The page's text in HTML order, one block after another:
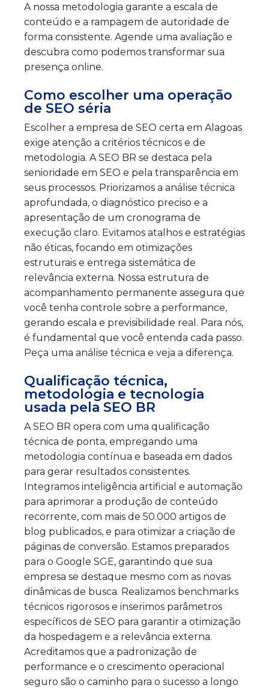
A nossa metodologia garante a escala de
conteúdo e a rampagem de autoridade de
forma consistente. Agende uma avaliação e
descubra como podemos transformar sua
presença online.
Como escolher uma operação
de SEO séria
Escolher a empresa de SEO certa em Alagoas
exige atenção a critérios técnicos e de
metodologia. A SEO BR se destaca pela
senioridade em SEO e pela transparência em
seus processos. Priorizamos a análise técnica
aprofundada, o diagnóstico preciso e a
apresentação de um cronograma de
execução claro. Evitamos atalhos e estratégias
não éticas, focando em otimizações
estruturais e entrega sistemática de
relevância externa. Nossa estrutura de
acompanhamento permanente assegura que
você tenha controle sobre a performance,
gerando escala e previsibilidade real. Para nós,
é fundamental que você entenda cada passo.
Peça uma análise técnica e veja a diferença.
Qualificação técnica,
metodologia e tecnologia
usada pela SEO BR
A SEO BR opera com uma qualificação
técnica de ponta, empregando uma
metodologia contínua e baseada em dados
para gerar resultados consistentes.
Integramos inteligência artificial e automação
para aprimorar a produção de conteúdo
recorrente, com mais de 50.000 artigos de
blog publicados, e para otimizar a criação de
páginas de conversão. Estamos preparados
para o Google SGE, garantindo que sua
empresa se destaque mesmo com as novas
dinâmicas de busca. Realizamos benchmarks
técnicos rigorosos e inserimos parâmetros
específicos de SEO para garantir a otimização
da hospedagem e a relevância externa.
Acreditamos que a padronização de
performance e o crescimento operacional
seguro são o caminho para o sucesso a longo